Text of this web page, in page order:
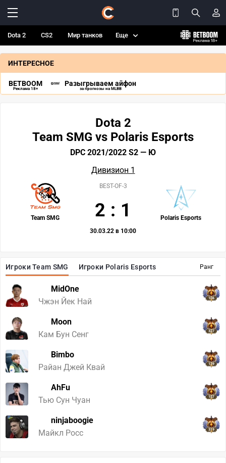
Dota 2 CS2 Мир танков Еще
ИНТЕРЕСНОЕ
BETBOOM
Реклама 18+
Разыгрываем айфон
за прогнозы на MLBB
Ранг
Игроки Team SMG Игроки Polaris Esports
MidOne
Чжэн Йек Най
106
Moon
Кам Бун Сенг
327
Bimbo
Райан Джей Квай
139
AhFu
Тью Сун Чуан
157
ninjaboogie
Майкл Росс
319
Dota 2
Team SMG vs Polaris Esports
DPC 2021/2022 S2 — Ю
Дивизион 1
Team SMG Polaris Esports
BEST-OF-3
2 : 1
30.03.22 в 10:00